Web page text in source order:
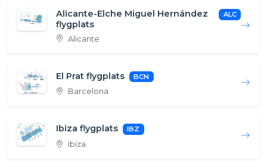
Alicante-Elche Miguel Hernández
flygplats
ALC
Alicante
El Prat flygplats BCN
Barcelona
Ibiza flygplats IBZ
Ibiza